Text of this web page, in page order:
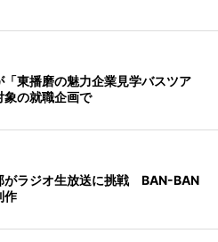
「東播磨の魅力企業見学バスツア
の就職企画で
がラジオ生放送に挑戦 BAN-BAN
作